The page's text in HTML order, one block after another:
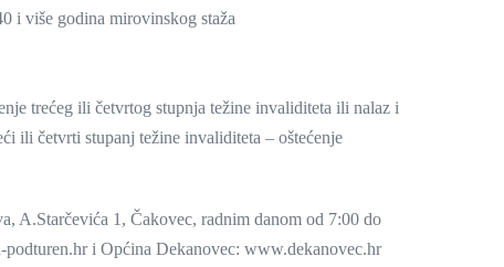
i više godina mirovinskog staža
trećeg ili četvrtog stupnja težine invaliditeta ili nalaz i
ili četvrti stupanj težine invaliditeta – oštećenje
A.Starčevića 1, Čakovec, radnim danom od 7:00 do
i Općina Dekanovec: www.dekanovec.hr